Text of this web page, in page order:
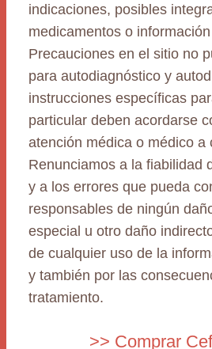
indicaciones, posibles
medicamentos o
Precauciones en el sitio no
para autodiagnóstico y
instrucciones específicas
particular deben acordarse
atención médica o médico a
Renunciamos a la fiabilidad
y a los errores que pueda
responsables de ningún
especial u otro daño
de cualquier uso de la
y también por las
tratamiento.
>> Comprar